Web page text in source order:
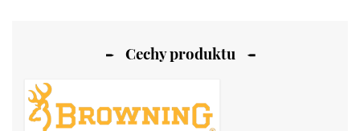
Cechy produktu